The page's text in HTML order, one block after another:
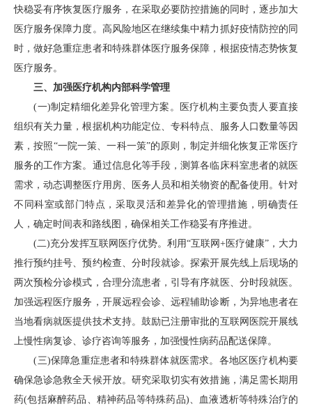
快稳妥有序恢复医疗服务，在采取必要防控措施的同时，逐步加大
医疗服务保障力度。高风险地区在继续集中精力抓好疫情防控的同
时，做好急重症患者和特殊群体医疗服务保障，根据疫情态势恢复
医疗服务。
三、加强医疗机构内部科学管理
(一)制定精细化差异化管理方案。医疗机构主要负责人要直接
组织有关力量，根据机构功能定位、专科特点、服务人口数量等因
素，按照“一院一策、一科一策”的原则，制定并细化恢复正常医疗
服务的工作方案。通过信息化等手段，测算各临床科室患者的就医
需求，动态调整医疗用房、医务人员和相关物资的配备使用。针对
不同科室或部门特点，采取灵活和差异化的管理措施，明确责任
人，确定时间表和路线图，确保相关工作稳妥有序推进。
(二)充分发挥互联网医疗优势。利用“互联网+医疗健康”，大力
推行预约挂号、预约检查、分时段就诊。探索开展先线上后现场的
两次预检分诊模式，合理分流患者，引导有序就医、分时段就医。
加强远程医疗服务，开展远程会诊、远程辅助诊断，为异地患者在
当地看病就医提供技术支持。鼓励已注册审批的互联网医院开展线
上慢性病复诊、诊疗咨询等服务，加强慢性病药品配送保障。
(三)保障急重症患者和特殊群体就医需求。各地区医疗机构要
确保急诊急救全天候开放。研究采取切实有效措施，满足需长期用
药(包括麻醉药品、精神药品等特殊药品)、血液透析等特殊治疗的